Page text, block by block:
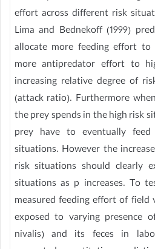
effort across different risk
Lima and Bednekoff (1999)
allocate more feeding effort
more antipredator effort to
increasing relative degree of
(attack ratio). Furthermore
the prey spends in the high risk
prey have to eventually
situations. However the
risk situations should clearly
situations as p increases. To
measured feeding effort of field
exposed to varying presence
nivalis) and its feces in